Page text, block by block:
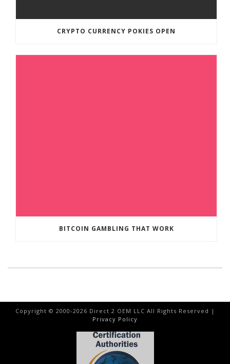
CRYPTO CURRENCY POKIES OPEN
BITCOIN GAMBLING THAT WORK
Copyright © 2000-2026 Direct 2 OEM LLC All Rights Reserved |
Privacy Policy